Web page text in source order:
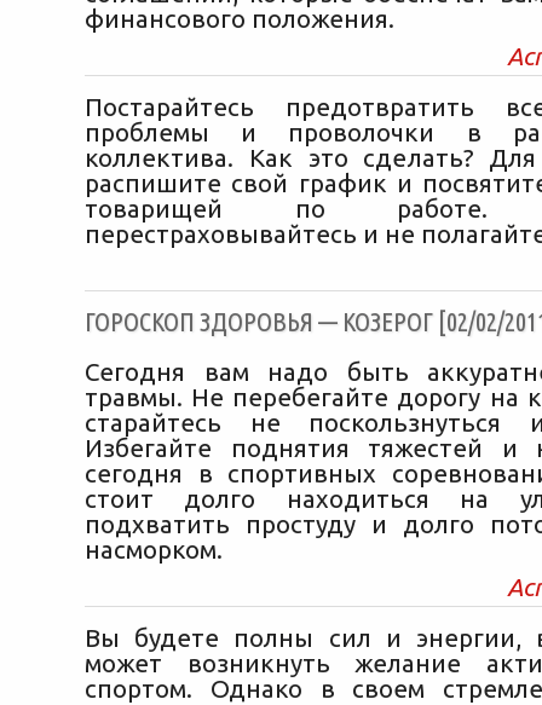
финансового положения.
Постарайтесь предотвратить
проблемы и проволочки в
коллектива. Как это сделать?
распишите свой график и
товарищей по
перестраховывайтесь и не
ГОРОСКОП ЗДОРОВЬЯ — КОЗЕРОГ [02/02/
Сегодня вам надо быть
травмы. Не перебегайте дорогу на
старайтесь не
Избегайте поднятия тяжестей и
сегодня в спортивных
стоит долго находиться на
подхватить простуду и долго
насморком.
Вы будете полны сил и энергии,
может возникнуть желание
спортом. Однако в своем